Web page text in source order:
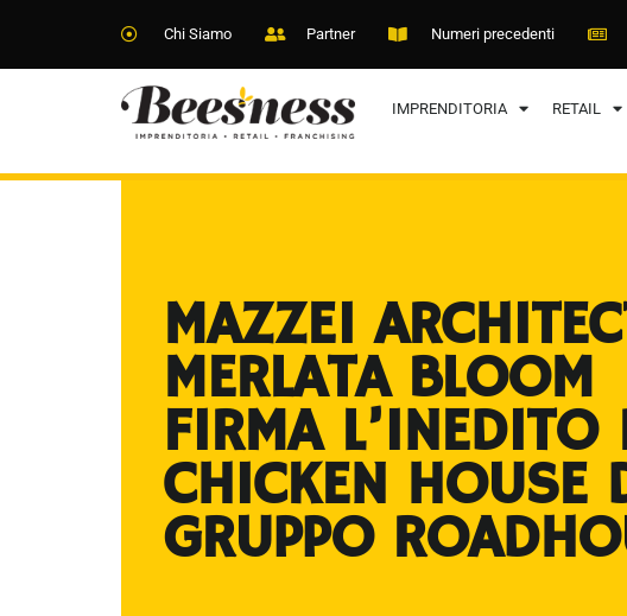
Chi Siamo Partner Numeri precedenti
IMPRENDITORIA RETAIL
MAZZEI
MERLATA BLOOM
FIRMA L’INEDITO
CHICKEN HOUSE
GRUPPO